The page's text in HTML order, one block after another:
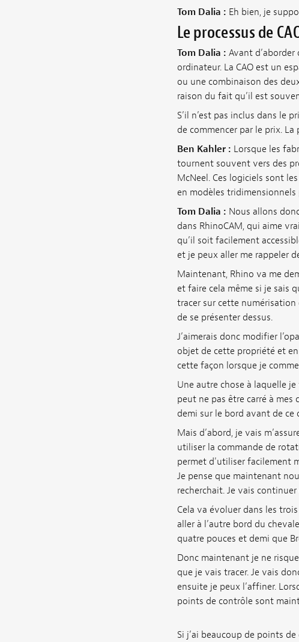
Tom Dalia : Eh bien, je
Le processus de
Tom Dalia : Avant
ordinateur. La CAO est un
ou une combinaison des
raison du fait qu’il est
S’il n’est pas inclus dans le
de commencer par le prix.
Ben Kahler : Lorsque les
tournent souvent vers des
McNeel. Ces logiciels sont
en modèles tridimensionnels
Tom Dalia : Nous allons
dans RhinoCAM, qui aime
qu’il soit facilement
et je peux aller me rappeler
Maintenant, Rhino va me
et faire cela même si je sais
tracer sur cette
de se présenter dessus.
J’aimerais donc modifier
objet de cette propriété et
cette façon lorsque je
Une autre chose à laquelle
peut ne pas être carré à
demi sur le bord avant de
Mais d’abord, je vais
utiliser la commande de
permet d'utiliser facilement
Je pense que maintenant
recherchait. Je vais
Cela va évoluer dans les
aller à l’autre bord du
quatre pouces et demi que
Donc maintenant je ne
que je vais tracer. Je vais
ensuite je peux l’affiner.
points de contrôle sont
Si j’ai beaucoup de points